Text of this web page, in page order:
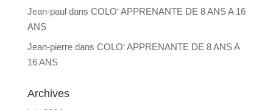
Jean-pauldans COLO‘ APPRENANTE DE 8 ANS A 16
ANS
Jean-pierredans COLO‘ APPRENANTE DE 8 ANS A
16 ANS
Archives